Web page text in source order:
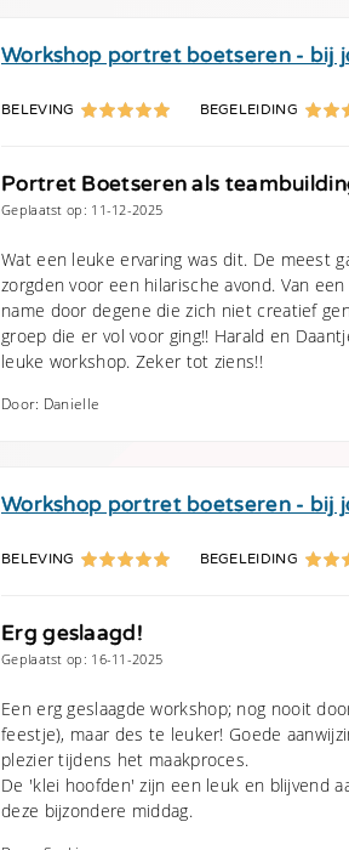
Workshop portret boetseren - bij
BELEVING BEGELEIDING
Portret Boetseren als
Geplaatst op: 11-12-2025
Wat een leuke ervaring was dit. De meest
zorgden voor een hilarische avond. Van
name door degene die zich niet creatief
groep die er vol voor ging!! Harald en
leuke workshop. Zeker tot ziens!!
Door: Danielle
Workshop portret boetseren - bij
BELEVING BEGELEIDING
Erg geslaagd!
Geplaatst op: 16-11-2025
Een erg geslaagde workshop; nog nooit
feestje), maar des te leuker! Goede
plezier tijdens het maakproces.
De 'klei hoofden' zijn een leuk en blijvend
deze bijzondere middag.